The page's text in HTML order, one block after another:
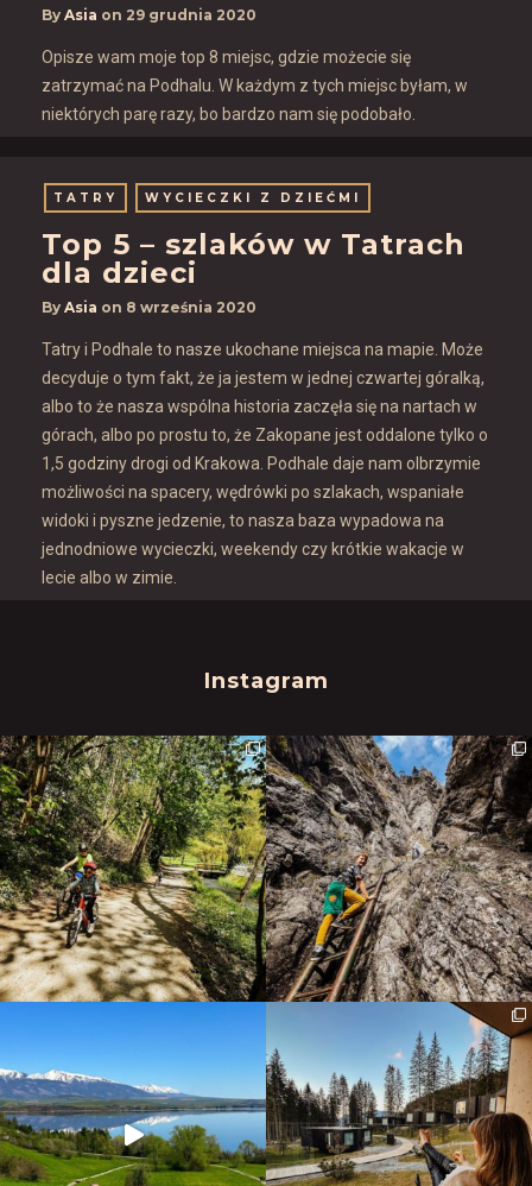
By Asia on 29 grudnia 2020
Opisze wam moje top 8 miejsc, gdzie możecie się
zatrzymać na Podhalu. W każdym z tych miejsc byłam, w
niektórych parę razy, bo bardzo nam się podobało.
TATRY WYCIECZKI Z DZIEĆMI
Top 5 – szlaków w Tatrach
dla dzieci
By Asia on 8 września 2020
Tatry i Podhale to nasze ukochane miejsca na mapie. Może
decyduje o tym fakt, że ja jestem w jednej czwartej góralką,
albo to że nasza wspólna historia zaczęła się na nartach w
górach, albo po prostu to, że Zakopane jest oddalone tylko o
1,5 godziny drogi od Krakowa. Podhale daje nam olbrzymie
możliwości na spacery, wędrówki po szlakach, wspaniałe
widoki i pyszne jedzenie, to nasza baza wypadowa na
jednodniowe wycieczki, weekendy czy krótkie wakacje w
lecie albo w zimie.
Instagram